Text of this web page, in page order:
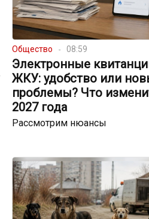
Общество 08:59
Электронные
ЖКУ: удобство или
проблемы? Что
2027 года
Рассмотрим нюансы